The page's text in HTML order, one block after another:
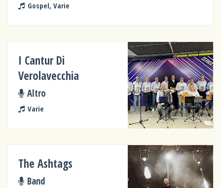
Gospel, Varie
I Cantur Di
Verolavecchia
Altro
Varie
The Ashtags
Band